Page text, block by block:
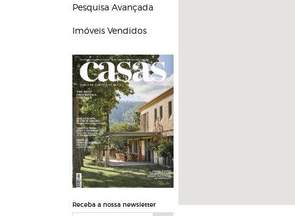
Pesquisa Avançada
Imóveis Vendidos
Receba a nossa newsletter